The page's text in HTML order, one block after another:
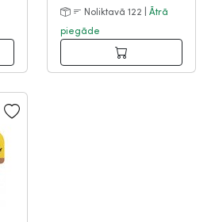
Noliktavā 122 | Ātrā
piegāde